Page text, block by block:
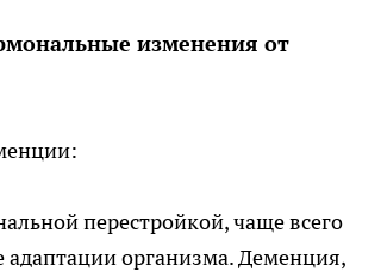
изменения от
перестройкой, чаще всего
адаптации организма. Деменция,